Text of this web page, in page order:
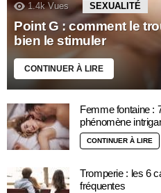
1.4k Vues SEXUALITÉ
Point G : comment le
bien le stimuler
CONTINUER À LIRE
Femme fontaine :
phénomène
CONTINUER À LIRE
Tromperie : les 6
fréquentes